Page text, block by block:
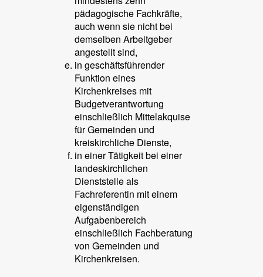
pädagogische Fachkräfte,
auch wenn sie nicht bei
demselben Arbeitgeber
angestellt sind,
in geschäftsführender
Funktion eines
Kirchenkreises mit
Budgetverantwortung
einschließlich Mittelakquise
für Gemeinden und
kreiskirchliche Dienste,
in einer Tätigkeit bei einer
landeskirchlichen
Dienststelle als
Fachreferentin mit einem
eigenständigen
Aufgabenbereich
einschließlich Fachberatung
von Gemeinden und
Kirchenkreisen.